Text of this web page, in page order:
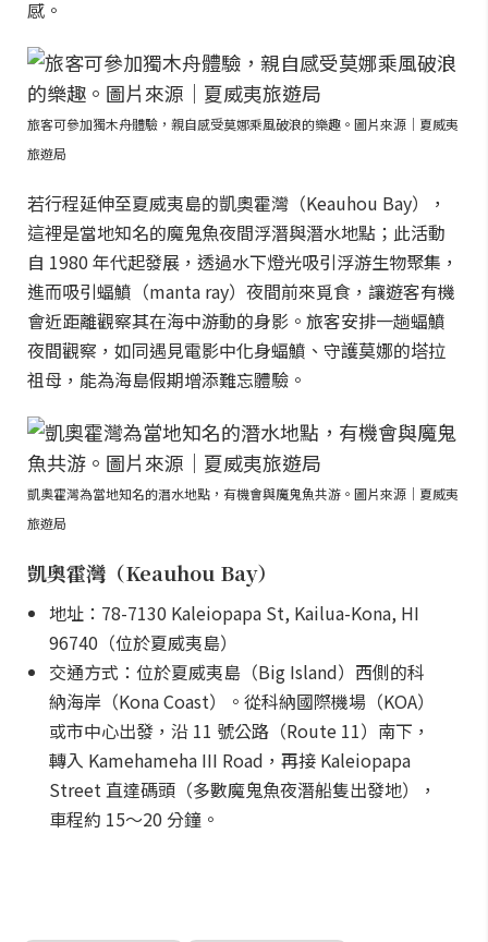
感。
旅客可參加獨木舟體驗，親自感受莫娜乘風破浪的樂趣。圖片來源｜夏威夷
旅遊局
若行程延伸至夏威夷島的凱奧霍灣（Keauhou Bay），
這裡是當地知名的魔鬼魚夜間浮潛與潛水地點；此活動
自 1980 年代起發展，透過水下燈光吸引浮游生物聚集，
進而吸引蝠鱝（manta ray）夜間前來覓食，讓遊客有機
會近距離觀察其在海中游動的身影。旅客安排一趟蝠鱝
夜間觀察，如同遇見電影中化身蝠鱝、守護莫娜的塔拉
祖母，能為海島假期增添難忘體驗。
凱奧霍灣為當地知名的潛水地點，有機會與魔鬼魚共游。圖片來源｜夏威夷
旅遊局
凱奧霍灣（Keauhou Bay）
地址：78-7130 Kaleiopapa St, Kailua-Kona, HI
96740（位於夏威夷島）
交通方式：位於夏威夷島（Big Island）西側的科
納海岸（Kona Coast）。從科納國際機場（KOA）
或市中心出發，沿 11 號公路（Route 11）南下，
轉入 Kamehameha III Road，再接 Kaleiopapa
Street 直達碼頭（多數魔鬼魚夜潛船隻出發地），
車程約 15～20 分鐘。